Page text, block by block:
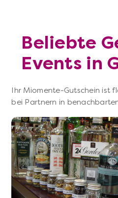
Beliebte
Events in
Ihr Miomente-Gutschein ist
bei Partnern in